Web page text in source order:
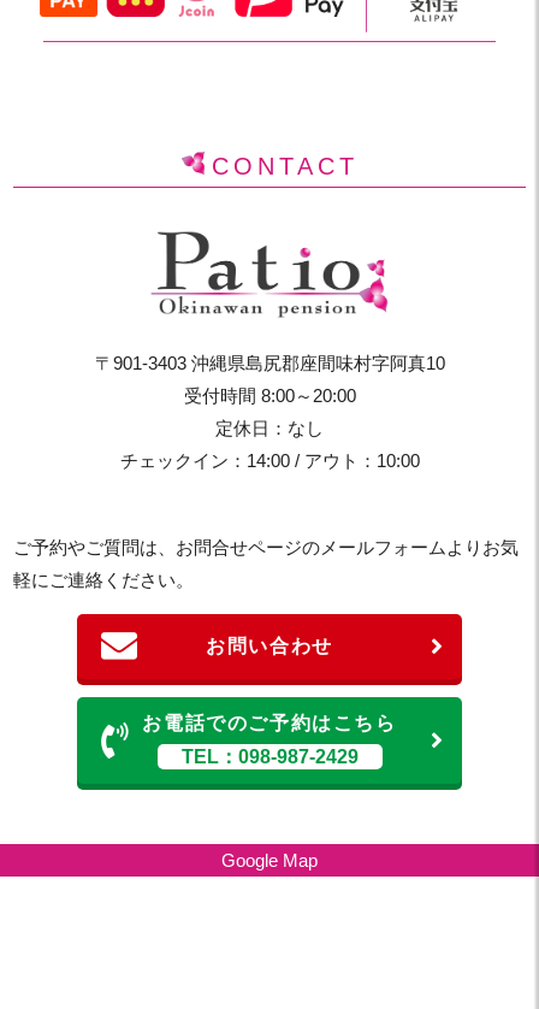
CONTACT
〒901-3403 沖縄県島尻郡座間味村字阿真10
受付時間 8:00～20:00
定休日：なし
チェックイン：14:00 / アウト：10:00
ご予約やご質問は、お問合せページのメールフォームよりお気
軽にご連絡ください。
お問い合わせ
お電話でのご予約はこちら
TEL：098-987-2429
Google Map